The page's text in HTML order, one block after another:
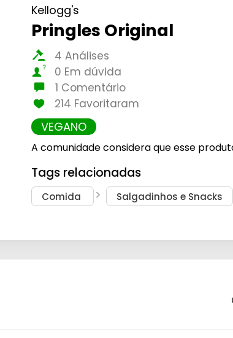
Kellogg's
Pringles Original
4 Análises
0 Em dúvida
1 Comentário
214 Favoritaram
VEGANO
A comunidade considera que esse
Tags relacionadas
Comida Salgadinhos e Snacks